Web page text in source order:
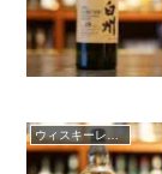
ウィスキーレビュー